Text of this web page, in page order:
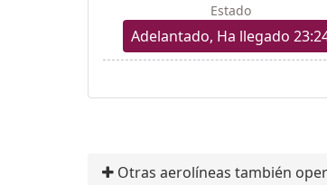
Estado
Adelantado, Ha llegado
Otras aerolíneas también